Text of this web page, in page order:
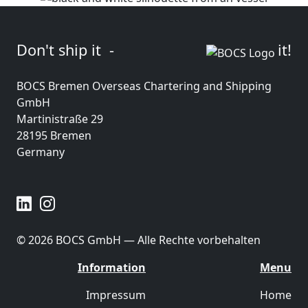
Don't ship it - it!
BOCS Bremen Overseas Chartering and Shipping
GmbH
Martinistraße 29
28195 Bremen
Germany
© 2026 BOCS GmbH — Alle Rechte vorbehalten
Information
Impressum
Menu
Home